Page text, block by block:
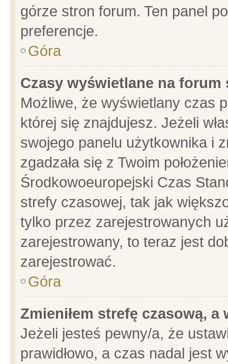
górze stron forum. Ten panel
preferencje.
Góra
Czasy wyświetlane na forum
Możliwe, że wyświetlany czas
której się znajdujesz. Jeżeli
swojego panelu użytkownika i
zgadzała się z Twoim
Środkowoeuropejski Czas
strefy czasowej, tak jak
tylko przez zarejestrowanych
zarejestrowany, to teraz jest
zarejestrować.
Góra
Zmieniłem strefę czasową,
Jeżeli jesteś pewny/a, że
prawidłowo, a czas nadal jest